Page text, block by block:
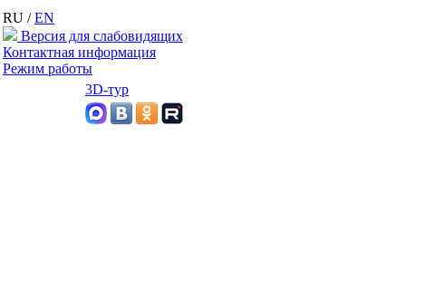
RU /EN
Версия для слабовидящих
Контактная информация
Режим работы
3D-тур